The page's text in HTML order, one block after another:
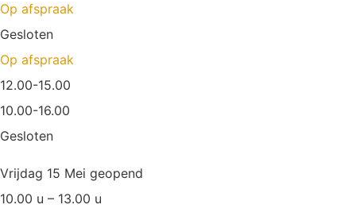
Op afspraak
Gesloten
Op afspraak
12.00-15.00
10.00-16.00
Gesloten
Vrijdag 15 Mei geopend
10.00 u – 13.00 u